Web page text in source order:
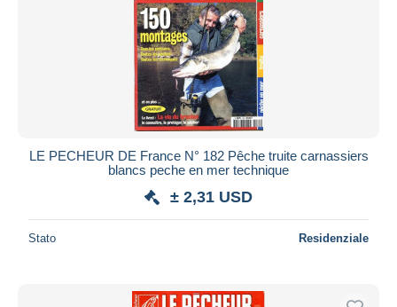
LE PECHEUR DE France N° 182 Pêche truite carnassiers
blancs peche en mer technique
± 2,31 USD
Stato Residenziale